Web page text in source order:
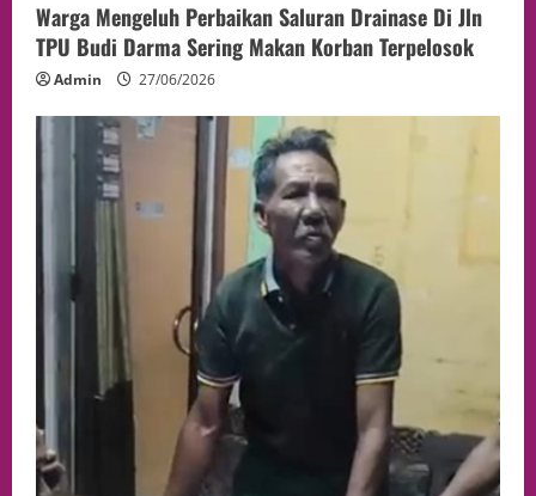
Warga Mengeluh Perbaikan Saluran Drainase Di Jln
TPU Budi Darma Sering Makan Korban Terpelosok
Admin 27/06/2026